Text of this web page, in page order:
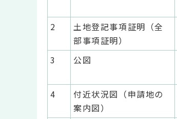
2
土地登記事項証明（全
部事項証明）
3 公図
4
付近状況図（申請地の
案内図）